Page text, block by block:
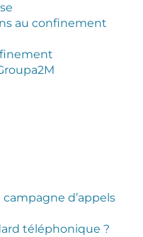
au confinement
d’appels
téléphonique ?